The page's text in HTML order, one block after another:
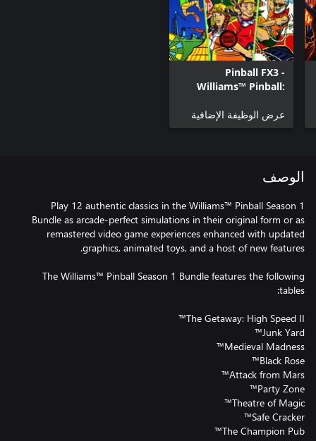
Pinball FX3 -
Williams™ Pinball:
عرض الوظيفة الإضافية
الوصف
Play 12 authentic classics in the Williams™ Pinball Season 1
Bundle as arcade-perfect simulations in their original form or as
remastered video game experiences enhanced with updated
The Williams™ Pinball Season 1 Bundle features the following